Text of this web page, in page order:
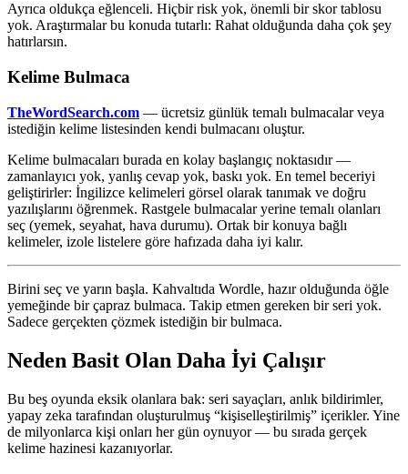
Ayrıca oldukça eğlenceli. Hiçbir risk yok, önemli bir skor tablosu
yok. Araştırmalar bu konuda tutarlı: Rahat olduğunda daha çok şey
hatırlarsın.
Kelime Bulmaca
TheWordSearch.com — ücretsiz günlük temalı bulmacalar veya
istediğin kelime listesinden kendi bulmacanı oluştur.
Kelime bulmacaları burada en kolay başlangıç noktasıdır —
zamanlayıcı yok, yanlış cevap yok, baskı yok. En temel beceriyi
geliştirirler: İngilizce kelimeleri görsel olarak tanımak ve doğru
yazılışlarını öğrenmek. Rastgele bulmacalar yerine temalı olanları
seç (yemek, seyahat, hava durumu). Ortak bir konuya bağlı
kelimeler, izole listelere göre hafızada daha iyi kalır.
Birini seç ve yarın başla. Kahvaltıda Wordle, hazır olduğunda öğle
yemeğinde bir çapraz bulmaca. Takip etmen gereken bir seri yok.
Sadece gerçekten çözmek istediğin bir bulmaca.
Neden Basit Olan Daha İyi Çalışır
Bu beş oyunda eksik olanlara bak: seri sayaçları, anlık bildirimler,
yapay zeka tarafından oluşturulmuş “kişiselleştirilmiş” içerikler. Yine
de milyonlarca kişi onları her gün oynuyor — bu sırada gerçek
kelime hazinesi kazanıyorlar.